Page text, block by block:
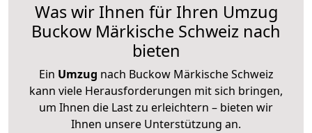
Was wir Ihnen für Ihren Umzug
Buckow Märkische Schweiz nach
bieten
Ein Umzug nach Buckow Märkische Schweiz
kann viele Herausforderungen mit sich bringen,
um Ihnen die Last zu erleichtern – bieten wir
Ihnen unsere Unterstützung an.